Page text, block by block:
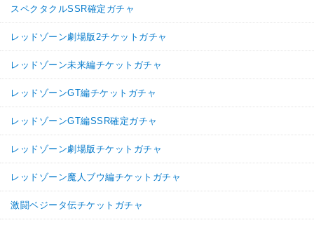
スペクタクルSSR確定ガチャ
レッドゾーン劇場版2チケットガチャ
レッドゾーン未来編チケットガチャ
レッドゾーンGT編チケットガチャ
レッドゾーンGT編SSR確定ガチャ
レッドゾーン劇場版チケットガチャ
レッドゾーン魔人ブウ編チケットガチャ
激闘ベジータ伝チケットガチャ